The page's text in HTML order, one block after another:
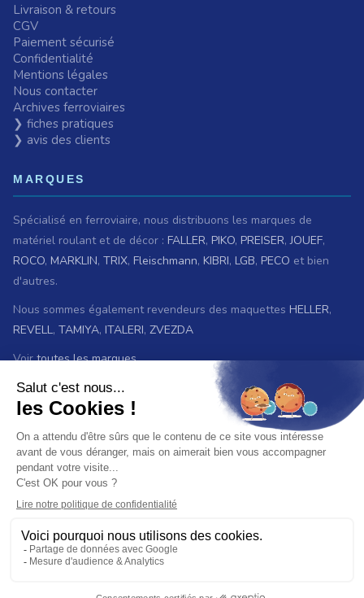
Livraison & retours
CGV
Paiement sécurisé
Confidentialité
Mentions légales
Nous contacter
Archives ferroviaires
❯ fiches pratiques
❯ avis des clients
MARQUES
Spécialisé en ferroviaire, nous distribuons les marques de
matériel roulant et de décor : FALLER, PIKO, PREISER,JOUEF,
ROCO, MARKLIN, TRIX, Fleischmann, KIBRI, LGB, PECO et bien
d'autres.
Nous sommes également revendeurs des maquettes HELLER,
REVELL, TAMIYA, ITALERI, ZVEZDA
Voirtoutes les marques.
ET AUSSI
Consultez les archives ferroviaires
Paiement :
CB VISA MASTER CARD PAYPAL